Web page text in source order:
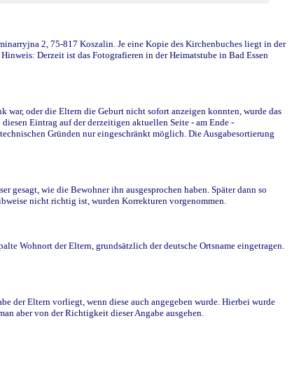
2, 75-817 Koszalin. Je eine Kopie des Kirchenbuches liegt in der
Derzeit ist das Fotografieren in der Heimatstube in Bad Essen
war, oder die Eltern die Geburt nicht sofort anzeigen konnten, wurde das
Eintrag auf der derzeitigen aktuellen Seite - am Ende -
Gründen nur eingeschränkt möglich. Die Ausgabesortierung
gesagt, wie die Bewohner ihn ausgesprochen haben. Später dann so
nicht richtig ist, wurden Korrekturen vorgenommen.
Wohnort der Eltern, grundsätzlich der deutsche Ortsname eingetragen.
der Eltern vorliegt, wenn diese auch angegeben wurde. Hierbei wurde
aber von der Richtigkeit dieser Angabe ausgehen.